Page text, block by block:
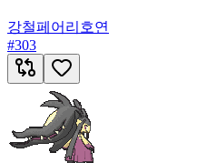
강철페어리 호연
#303